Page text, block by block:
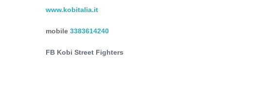
www.kobitalia.it
mobile 3383614240
FB Kobi Street Fighters